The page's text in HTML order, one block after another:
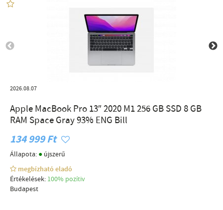
2026.08.07
Apple MacBook Pro 13″ 2020 M1 256 GB SSD 8 GB
RAM Space Gray 93% ENG Bill
134 999 Ft
Állapota: ● újszerű
megbízható eladó
Értékelések: 100% pozítiv
Budapest